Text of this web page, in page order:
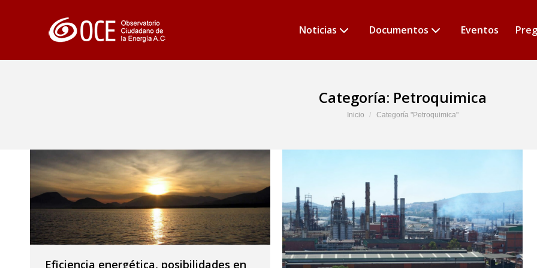
Noticias Documentos Eventos
Categoría: Petroquimica
Estás aquí:
Inicio Categoría "Petroquimica"
Eficiencia energética, posibilidades en